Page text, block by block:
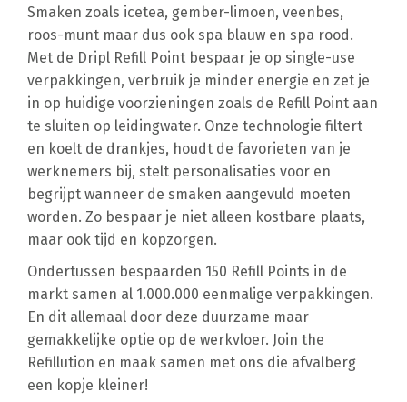
Smaken zoals icetea, gember-limoen, veenbes,
roos-munt maar dus ook spa blauw en spa rood.
Met de Dripl Refill Point bespaar je op single-use
verpakkingen, verbruik je minder energie en zet je
in op huidige voorzieningen zoals de Refill Point aan
te sluiten op leidingwater. Onze technologie filtert
en koelt de drankjes, houdt de favorieten van je
werknemers bij, stelt personalisaties voor en
begrijpt wanneer de smaken aangevuld moeten
worden. Zo bespaar je niet alleen kostbare plaats,
maar ook tijd en kopzorgen.
Ondertussen bespaarden 150 Refill Points in de
markt samen al 1.000.000 eenmalige verpakkingen.
En dit allemaal door deze duurzame maar
gemakkelijke optie op de werkvloer. Join the
Refillution en maak samen met ons die afvalberg
een kopje kleiner!